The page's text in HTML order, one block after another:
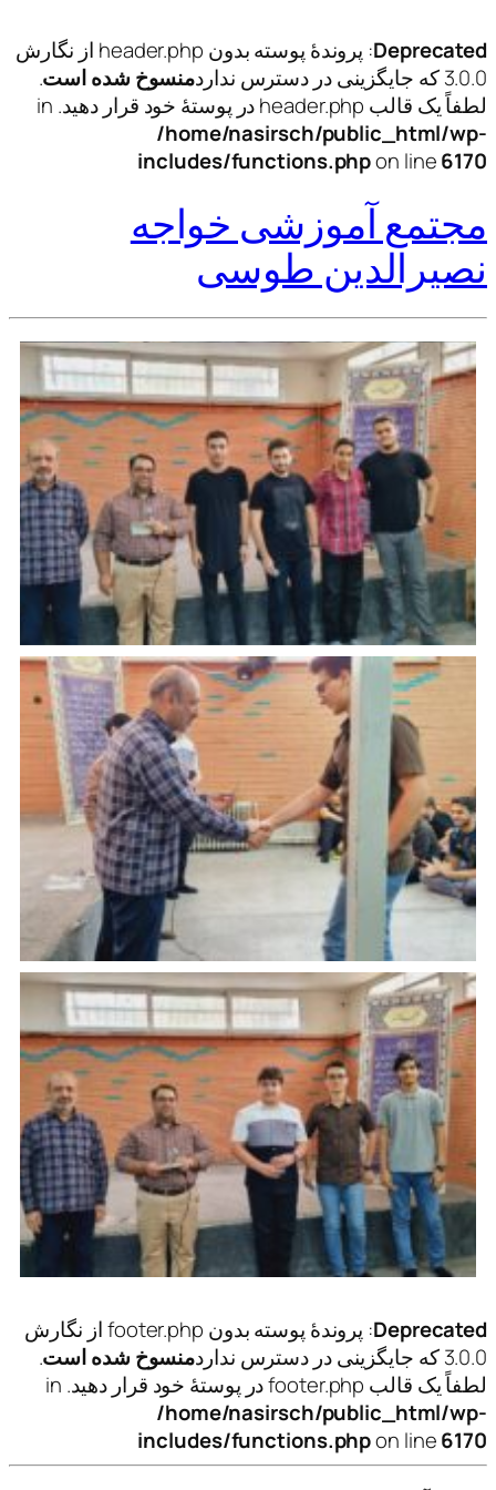
Deprecated
: پروندهٔ پوسته بدون header.php از نگارش
3.0.0 که جایگزینی در دسترس ندارد
منسوخ شده است.
لطفاً یک قالب header.php در پوستهٔ خود قرار دهید. in
/home/nasirsch/public_html/wp-
includes/functions.phpon line6170
مجتمع آموزشی خواجه
نصیرالدین طوسی
Deprecated
: پروندهٔ پوسته بدون footer.php از نگارش
3.0.0 که جایگزینی در دسترس ندارد
منسوخ شده است.
لطفاً یک قالب footer.php در پوستهٔ خود قرار دهید. in
/home/nasirsch/public_html/wp-
includes/functions.phpon line6170